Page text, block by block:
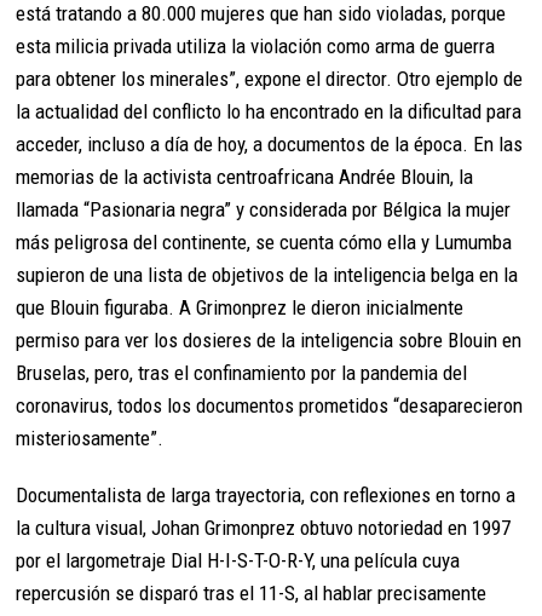
está tratando a 80.000 mujeres que han sido violadas, porque
esta milicia privada utiliza la violación como arma de guerra
para obtener los minerales”, expone el director. Otro ejemplo de
la actualidad del conflicto lo ha encontrado en la dificultad para
acceder, incluso a día de hoy, a documentos de la época. En las
memorias de la activista centroafricana Andrée Blouin, la
llamada “Pasionaria negra” y considerada por Bélgica la mujer
más peligrosa del continente, se cuenta cómo ella y Lumumba
supieron de una lista de objetivos de la inteligencia belga en la
que Blouin figuraba. A Grimonprez le dieron inicialmente
permiso para ver los dosieres de la inteligencia sobre Blouin en
Bruselas, pero, tras el confinamiento por la pandemia del
coronavirus, todos los documentos prometidos “desaparecieron
misteriosamente”.
Documentalista de larga trayectoria, con reflexiones en torno a
la cultura visual, Johan Grimonprez obtuvo notoriedad en 1997
por el largometraje Dial H-I-S-T-O-R-Y, una película cuya
repercusión se disparó tras el 11-S, al hablar precisamente